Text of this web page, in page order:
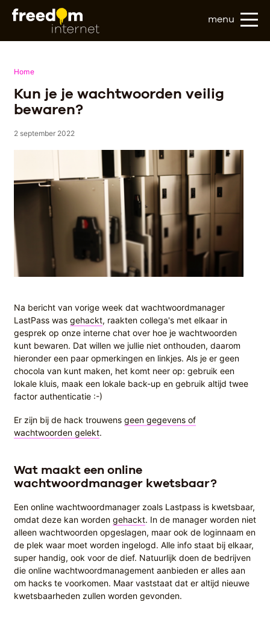
menu
Home
Kun je je wachtwoorden veilig
bewaren?
2 september 2022
Na bericht van vorige week dat wachtwoordmanager
LastPass was gehackt, raakten collega's met elkaar in
gesprek op onze interne chat over hoe je wachtwoorden
kunt bewaren. Dat willen we jullie niet onthouden, daarom
hieronder een paar opmerkingen en linkjes. Als je er geen
chocola van kunt maken, het komt neer op: gebruik een
lokale kluis, maak een lokale back-up en gebruik altijd twee
factor authenticatie :-)
Er zijn bij de hack trouwens geen gegevens of
wachtwoorden gelekt.
Wat maakt een online
wachtwoordmanager kwetsbaar?
Een online wachtwoordmanager zoals Lastpass is kwetsbaar,
omdat deze kan worden gehackt. In de manager worden niet
alleen wachtwoorden opgeslagen, maar ook de loginnaam en
de plek waar moet worden ingelogd. Alle info staat bij elkaar,
super handig, ook voor de dief. Natuurlijk doen de bedrijven
die online wachtwoordmanagement aanbieden er alles aan
om hacks te voorkomen. Maar vaststaat dat er altijd nieuwe
kwetsbaarheden zullen worden gevonden.